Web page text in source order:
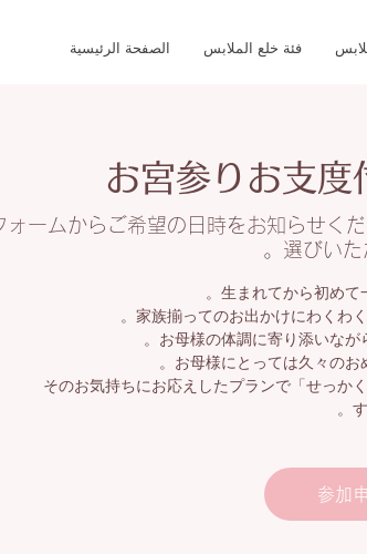
الصفحة الرئيسية فئة خلع الملابس
お宮参りお支度
ォームからご希望の日時をお知らせく
選びいた
「せっかくだから、親子揃って着物でお祝いしたい」そのお気持ちにお応えしたプランで
す。
参加